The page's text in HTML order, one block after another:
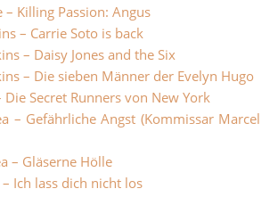
– Killing Passion: Angus
– Carrie Soto is back
– Daisy Jones and the Six
– Die sieben Männer der Evelyn Hugo
Secret Runners von New York
– Gefährliche Angst (Kommissar Marcel
– Gläserne Hölle
Ich lass dich nicht los